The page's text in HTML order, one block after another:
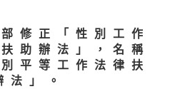
修正「性別工作
助辦法」，名稱
平等工作法律扶
法」。